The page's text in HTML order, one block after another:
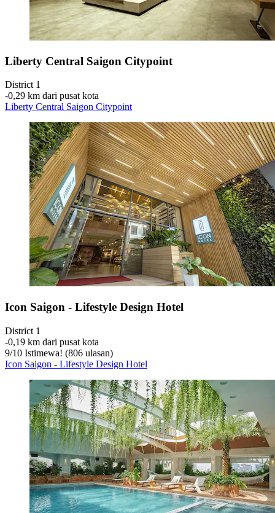
Liberty Central Saigon Citypoint
District 1
‐0,29 km dari pusat kota
Liberty Central Saigon Citypoint
Icon Saigon - Lifestyle Design Hotel
District 1
‐0,19 km dari pusat kota
9/10 Istimewa! (806 ulasan)
Icon Saigon - Lifestyle Design Hotel